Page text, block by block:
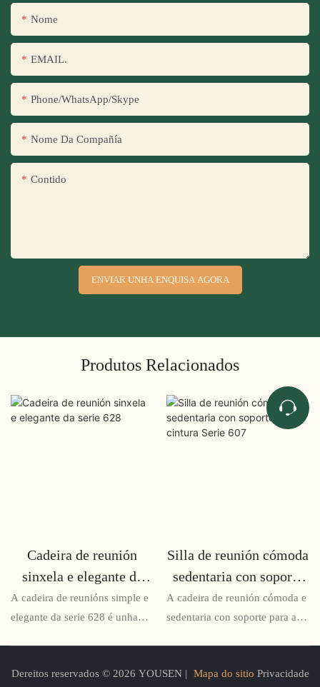
Nome
EMAIL.
Phone/WhatsApp/Skype
Nome Da Compañía
Contido
ENVIAR UNHA ENQUISA AGORA
Produtos Relacionados
Cadeira de reunión
sinxela e elegante da
serie 628
A cadeira de reunións simple e
elegante da serie 628 é unha
conferencias e áreas de
Silla de reunión cómoda
sedentaria con soporte
de cintura Serie 607
A cadeira de reunión cómoda e
sedentaria con soporte para a
reunións longas ou sesións de
Dereitos reservados © 2026 YOUSEN | Mapa do sitio Privacidade